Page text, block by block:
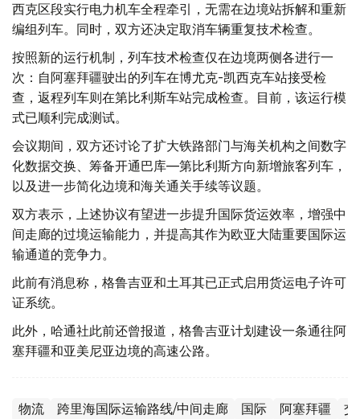
西克区段实行电力机车全程牵引，无需在边境站拆解和重新
编组列车。同时，双方还决定取消车辆重复技术检查。
按照新的运行机制，列车技术检查仅在边境两侧各进行一
次：自阿塞拜疆驶出的列车在博尤克-凯西克车站接受检
查，返程列车则在第比利斯车站完成检查。目前，该运行模
式已顺利完成测试。
会议期间，双方还讨论了扩大铁路部门与海关机构之间数字
化数据交换、筹备开通巴库—第比利斯方向新增旅客列车，
以及进一步简化边境和海关通关手续等议题。
双方表示，上述协议有望进一步提升国际货运效率，增强中
间走廊的过境运输能力，并提高其作为欧亚大陆重要国际运
输通道的竞争力。
此前有消息称，格鲁吉亚和土耳其已正式启用货运电子许可
证系统。
此外，哈通社此前还曾报道，格鲁吉亚计划建设一条通往阿
塞拜疆和亚美尼亚边境的高速公路。
物流 跨里海国际运输路线/中间走廊 国际 阿塞拜疆 交